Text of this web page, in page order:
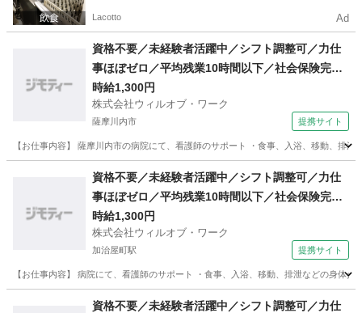
Lacotto Ad
資格不要／未経験者活躍中／シフト調整可／力仕
事ほぼゼロ／平均残業10時間以下／社会保険完備
／週3日〜勤務ok／車通勤可／医療行為なし／日
払い可・週払い可/ms460101
時給1,300円
株式会社ウィルオブ・ワーク
薩摩川内市 提携サイト
【お仕事内容】 薩摩川内市の病院にて、看護師のサポート ・食事、入浴、移動、排
薩摩川内市 その他
資格不要／未経験者活躍中／シフト調整可／力仕
事ほぼゼロ／平均残業10時間以下／社会保険完備
／週3日〜勤務ok／駅チカ／医療行為なし／日払
い可・週払い可/ms460101
時給1,300円
株式会社ウィルオブ・ワーク
加治屋町駅 提携サイト
【お仕事内容】 病院にて、看護師のサポート ・食事、入浴、移動、排泄などの身体
鹿児島市 加治屋町駅 その他
資格不要／未経験者活躍中／シフト調整可／力仕